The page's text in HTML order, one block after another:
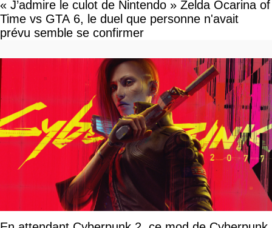
« J’admire le culot de Nintendo » Zelda Ocarina of
Time vs GTA 6, le duel que personne n'avait
prévu semble se confirmer